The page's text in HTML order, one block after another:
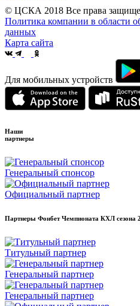
© ЦСКА 2018 Все права
Политика компании в области
данных
Карта сайта
Для мобильных устройств
Наши
партнеры
Генеральный спонсор
Официальный партнер
Партнеры Фонбет Чемпионата КХЛ сезона
Титульный партнер
Генеральный партнер
Генеральный партнер